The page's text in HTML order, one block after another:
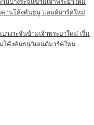
างระจันข้ามเจ้าพระยาใหม่ เริ่ม
โค้งคันธนู”แลนด์มาร์คใหม่